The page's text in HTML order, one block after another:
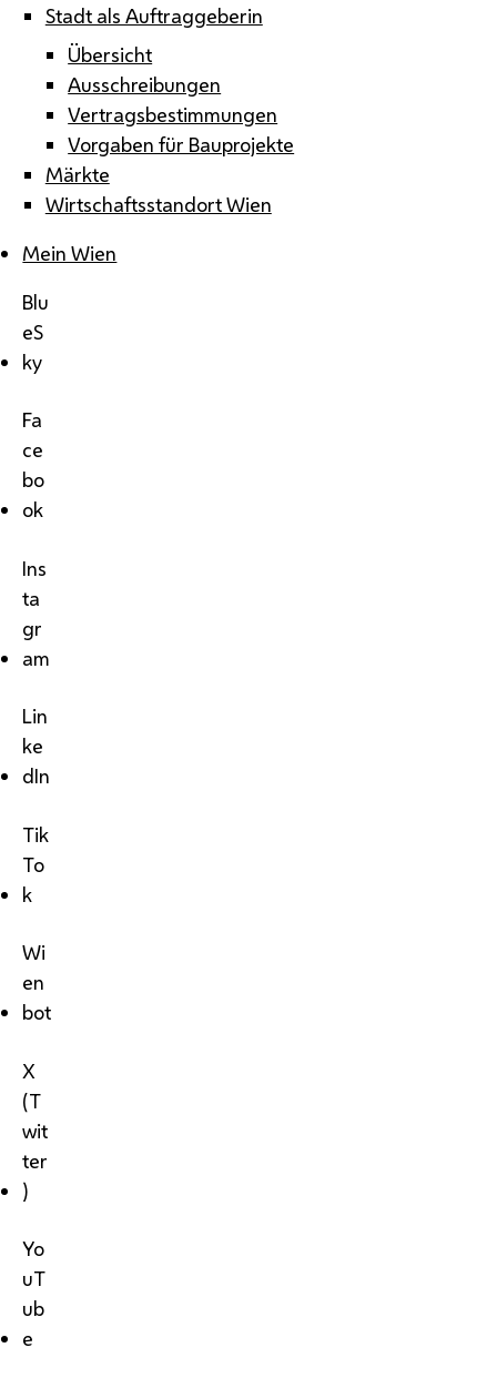
Stadt als Auftraggeberin
Übersicht
Ausschreibungen
Vertragsbestimmungen
Vorgaben für Bauprojekte
Märkte
Wirtschaftsstandort Wien
Mein Wien
Blu
eS
ky
Fa
ce
bo
ok
Ins
ta
gr
am
Lin
ke
dIn
Tik
To
k
Wi
en
bot
X
(T
wit
ter
)
Yo
uT
ub
e